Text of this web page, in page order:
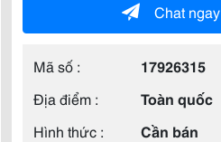
Chat ngay
Mã số :
17926315
Địa điểm :
Toàn quốc
Hình thức :
Cần bán